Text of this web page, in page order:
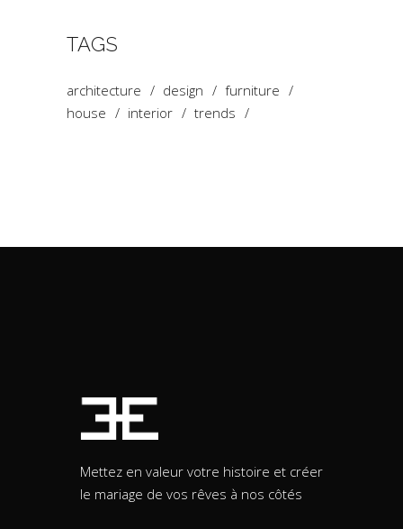
TAGS
architecture design
furniture
house
interior trends
Mettez en valeur votre histoire et créer
le mariage de vos rêves à nos côtés